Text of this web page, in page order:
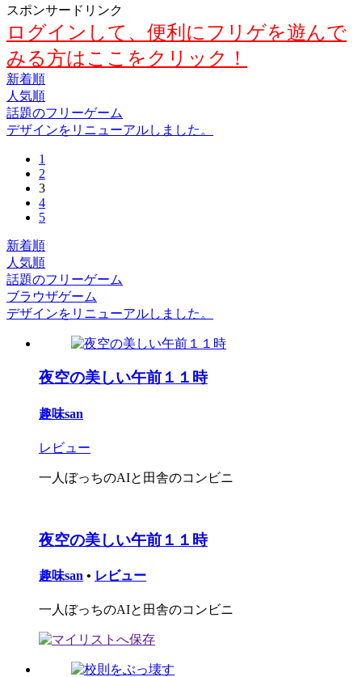
スポンサードリンク
ログインして、便利にフリゲを遊んで
みる方はここをクリック！
新着順
人気順
話題のフリーゲーム
デザインをリニューアルしました。
1
2
3
4
5
新着順
人気順
話題のフリーゲーム
ブラウザゲーム
デザインをリニューアルしました。
夜空の美しい午前１１時
趣味san
レビュー
一人ぼっちのAIと田舎のコンビニ
夜空の美しい午前１１時
趣味san • レビュー
一人ぼっちのAIと田舎のコンビニ